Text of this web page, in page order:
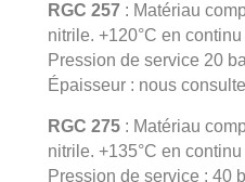
RGC 257: Matériau
nitrile. +120°C en
Pression de service 20
Épaisseur : nous
RGC 275: Matériau
nitrile. +135°C en
Pression de service : 40